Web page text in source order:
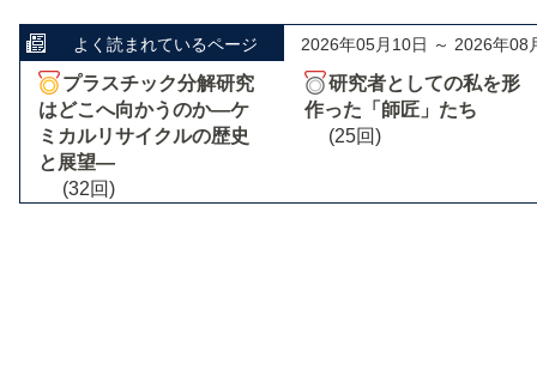
よく読まれているページ 2026年05月10日 ～ 2026年08
プラスチック分解研究
はどこへ向かうのか―ケ
ミカルリサイクルの歴史
と展望―
(32回)
研究者としての私を形
作った「師匠」たち
(25回)